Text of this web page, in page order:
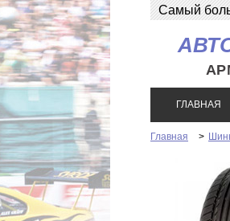
Самый
ГЛАВНАЯ
Главная >